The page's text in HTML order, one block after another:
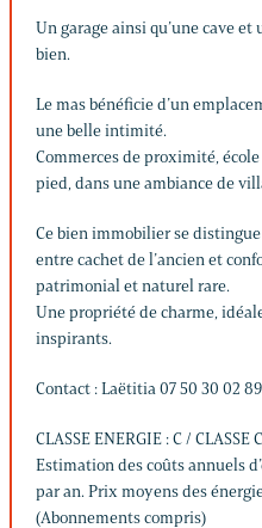
Un garage ainsi qu’une cave
bien.
Le mas bénéficie d’un
une belle intimité.
Commerces de proximité,
pied, dans une ambiance de
Ce bien immobilier se
entre cachet de l’ancien et
patrimonial et naturel rare.
Une propriété de charme,
inspirants.
Contact : Laëtitia 07 50 30 02 89
CLASSE ENERGIE : C / CLASSE
Estimation des coûts annuels
par an. Prix moyens des
(Abonnements compris)